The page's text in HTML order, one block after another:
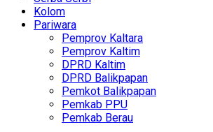
Kolom
Pariwara
Pemprov Kaltara
Pemprov Kaltim
DPRD Kaltim
DPRD Balikpapan
Pemkot Balikpapan
Pemkab PPU
Pemkab Berau